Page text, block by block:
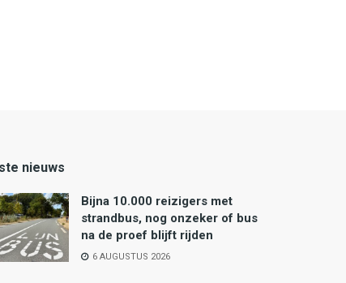
nieuws
Bijna 10.000 reizigers met
strandbus, nog onzeker of bus
na de proef blijft rijden
6 AUGUSTUS 2026